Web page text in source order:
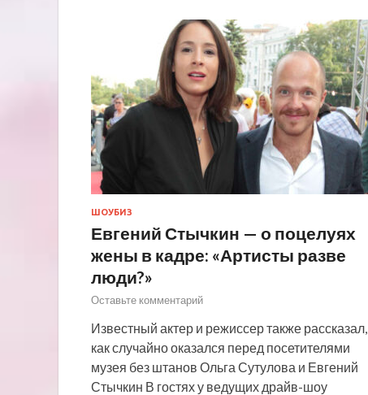
ШОУБИЗ
Евгений Стычкин — о поцелуях
жены в кадре: «Артисты разве
люди?»
Оставьте комментарий
Известный актер и режиссер также рассказал,
как случайно оказался перед посетителями
музея без штанов Ольга Сутулова и Евгений
Стычкин В гостях у ведущих драйв-шоу